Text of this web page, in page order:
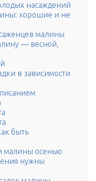
насаждений
хорошие и не
малины
— весной,
в зависимости
быть
малины осенью
нужны